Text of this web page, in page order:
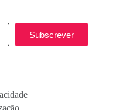
Subscrever